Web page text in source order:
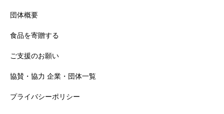
団体概要
食品を寄贈する
ご支援のお願い
協賛・協力 企業・団体一覧
プライバシーポリシー